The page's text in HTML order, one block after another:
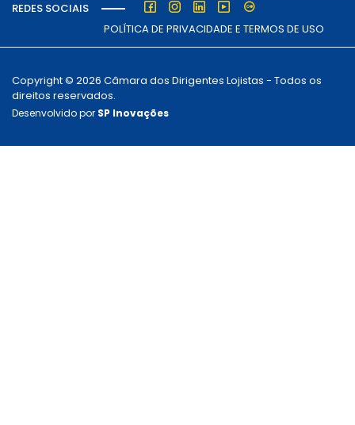
REDES SOCIAIS
POLÍTICA DE PRIVACIDADE E TERMOS DE USO
Copyright © 2026 Câmara dos Dirigentes Lojistas - Todos os
direitos reservados.
Desenvolvido por SP Inovações